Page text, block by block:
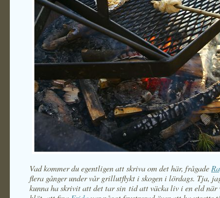
Vad kommer du egentligen att skriva om det här, frågade
flera gånger under vår grillutflykt i skogen i lördags. Tja,
kunna ha skrivit att det tar sin tid att väcka liv i en eld när